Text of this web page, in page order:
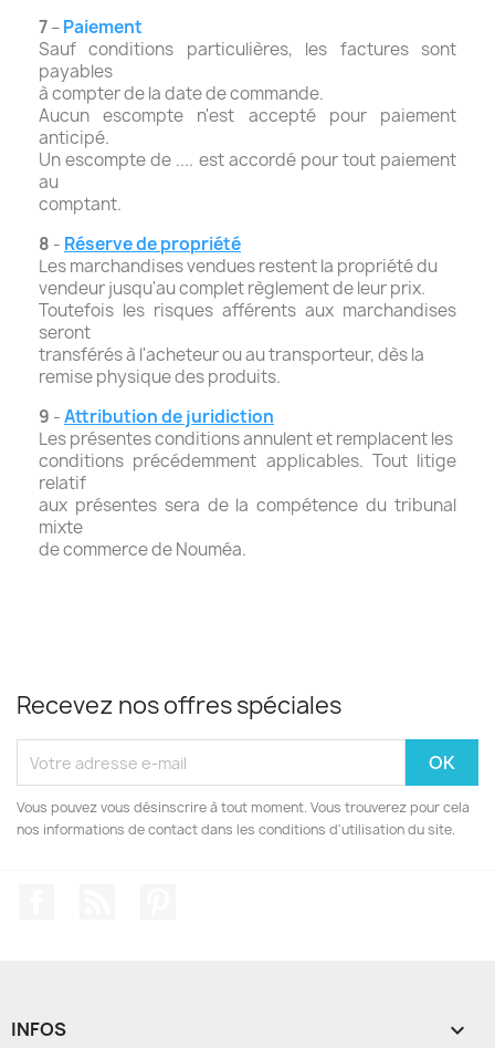
7–Paiement
Sauf conditions particulières, les factures sont
payables
à compter de la date de commande.
Aucun escompte n'est accepté pour paiement
anticipé.
Un escompte de .... est accordé pour tout paiement
au
comptant.
8 - Réserve de propriété
Les marchandises vendues restent la propriété du
vendeur jusqu'au complet règlement de leur prix.
Toutefois les risques afférents aux marchandises
seront
transférés à l'acheteur ou au transporteur, dès la
remise physique des produits.
9 -Attribution de juridiction
Les présentes conditions annulent et remplacent les
conditions précédemment applicables. Tout litige
relatif
aux présentes sera de la compétence du tribunal
mixte
de commerce de Nouméa.
Recevez nos offres spéciales
Vous pouvez vous désinscrire à tout moment. Vous trouverez pour cela
nos informations de contact dans les conditions d'utilisation du site.
INFOS 